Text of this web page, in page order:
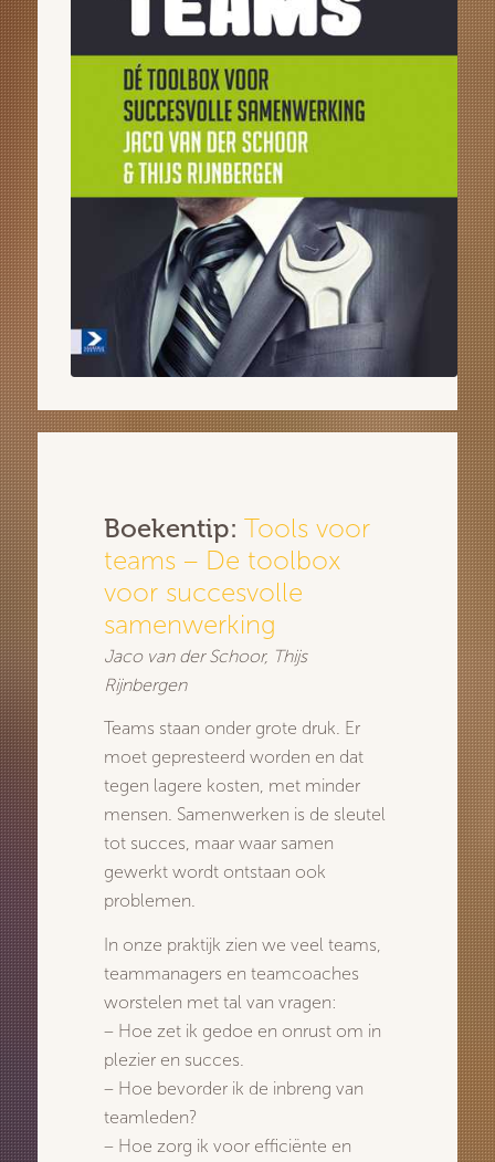
Boekentip: Tools voor
teams – De toolbox
voor succesvolle
samenwerking
Jaco van der Schoor, Thijs
Rijnbergen
Teams staan onder grote druk. Er
moet gepresteerd worden en dat
tegen lagere kosten, met minder
mensen. Samenwerken is de sleutel
tot succes, maar waar samen
gewerkt wordt ontstaan ook
problemen.
In onze praktijk zien we veel teams,
teammanagers en teamcoaches
worstelen met tal van vragen:
– Hoe zet ik gedoe en onrust om in
plezier en succes.
– Hoe bevorder ik de inbreng van
teamleden?
– Hoe zorg ik voor efficiënte en